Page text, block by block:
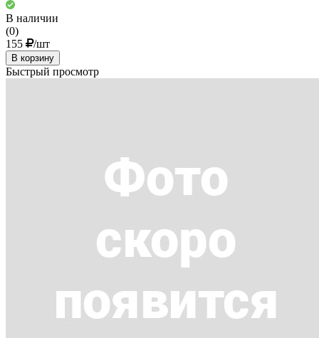
В наличии
(0)
155
/шт
В корзину
Быстрый просмотр